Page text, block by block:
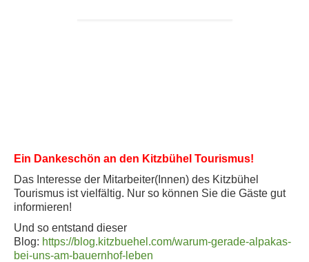
Ein Dankeschön an den Kitzbühel Tourismus!
Das Interesse der Mitarbeiter(Innen) des Kitzbühel
Tourismus ist vielfältig. Nur so können Sie die Gäste gut
informieren!
Und so entstand dieser
Blog: https://blog.kitzbuehel.com/warum-gerade-alpakas-
bei-uns-am-bauernhof-leben